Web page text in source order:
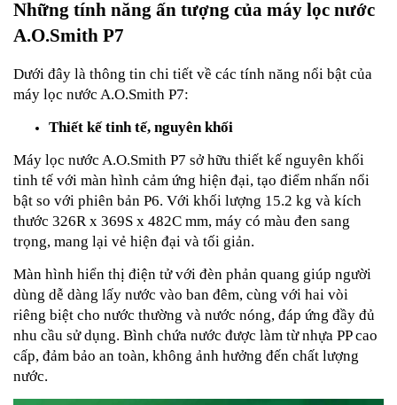
Những tính năng ấn tượng của máy lọc nước
A.O.Smith P7
Dưới đây là thông tin chi tiết về các tính năng nổi bật của
máy lọc nước A.O.Smith P7:
Thiết kế tinh tế, nguyên khối
Máy lọc nước A.O.Smith P7 sở hữu thiết kế nguyên khối
tinh tế với màn hình cảm ứng hiện đại, tạo điểm nhấn nổi
bật so với phiên bản P6. Với khối lượng 15.2 kg và kích
thước 326R x 369S x 482C mm, máy có màu đen sang
trọng, mang lại vẻ hiện đại và tối giản.
Màn hình hiển thị điện tử với đèn phản quang giúp người
dùng dễ dàng lấy nước vào ban đêm, cùng với hai vòi
riêng biệt cho nước thường và nước nóng, đáp ứng đầy đủ
nhu cầu sử dụng. Bình chứa nước được làm từ nhựa PP cao
cấp, đảm bảo an toàn, không ảnh hưởng đến chất lượng
nước.